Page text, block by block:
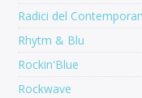
Radici del
Rhytm & Blu
Rockin'Blue
Rockwave